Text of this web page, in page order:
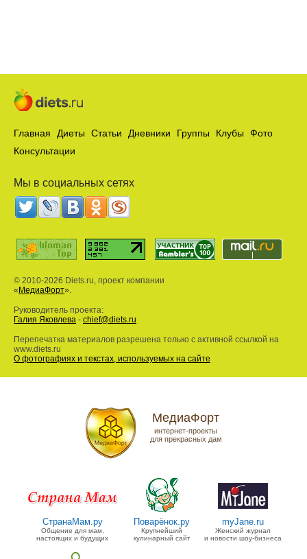
Главная Диеты Статьи Дневники Группы Клубы
Фото
Консультации
Мы в социальных сетях
© 2010-2026 Diets.ru, проект компании
« МедиаФорт».
Руководитель проекта:
Галия Яковлева - chief@diets.ru
Перепечатка материалов разрешена только с активной ссылкой на
www.diets.ru
О фотографиях и текстах, используемых на сайте
МедиаФорт
интернет-проекты
для прекрасных дам
СтранаМам.ру
Общение для мам,
настоящих и будущих
Поварёнок.ру
Крупнейший
кулинарный сайт
myJane.ru
Женский журнал
и новости шоу-бизнеса